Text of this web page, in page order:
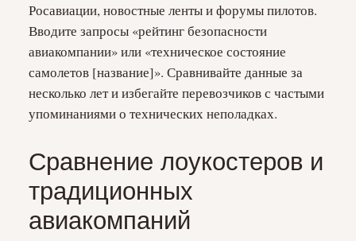
Росавиации, новостные ленты и форумы пилотов.
Вводите запросы «рейтинг безопасности
авиакомпании» или «техническое состояние
самолетов [название]». Сравнивайте данные за
несколько лет и избегайте перевозчиков с частыми
упоминаниями о технических неполадках.
Сравнение лоукостеров и
традиционных
авиакомпаний